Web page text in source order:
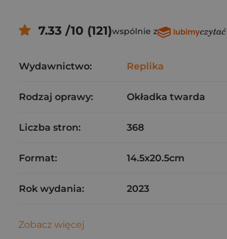
7.33 /10 (121)wspólnie z
Wydawnictwo: Replika
Rodzaj oprawy: Okładka twarda
Liczba stron: 368
Format: 14.5x20.5cm
Rok wydania: 2023
Zobacz więcej